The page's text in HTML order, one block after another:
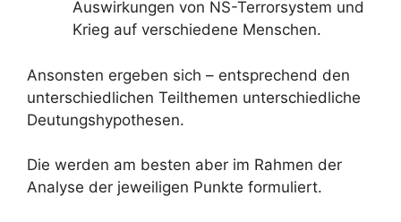
Auswirkungen von NS-Terrorsystem und
Krieg auf verschiedene Menschen.
Ansonsten ergeben sich – entsprechend den
unterschiedlichen Teilthemen unterschiedliche
Deutungshypothesen.
Die werden am besten aber im Rahmen der
Analyse der jeweiligen Punkte formuliert.